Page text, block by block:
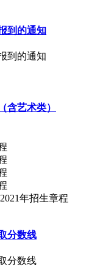
到的通知
到的通知
含艺术类）
年招生章程
分数线
分数线